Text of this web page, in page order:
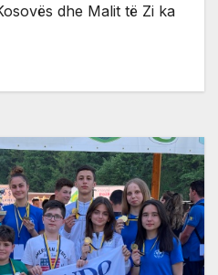
dhe Malit të Zi ka